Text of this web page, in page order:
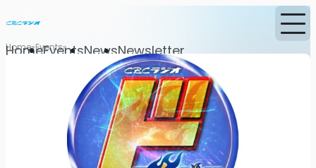
HomeEventsNewsNewsletter
Home Events